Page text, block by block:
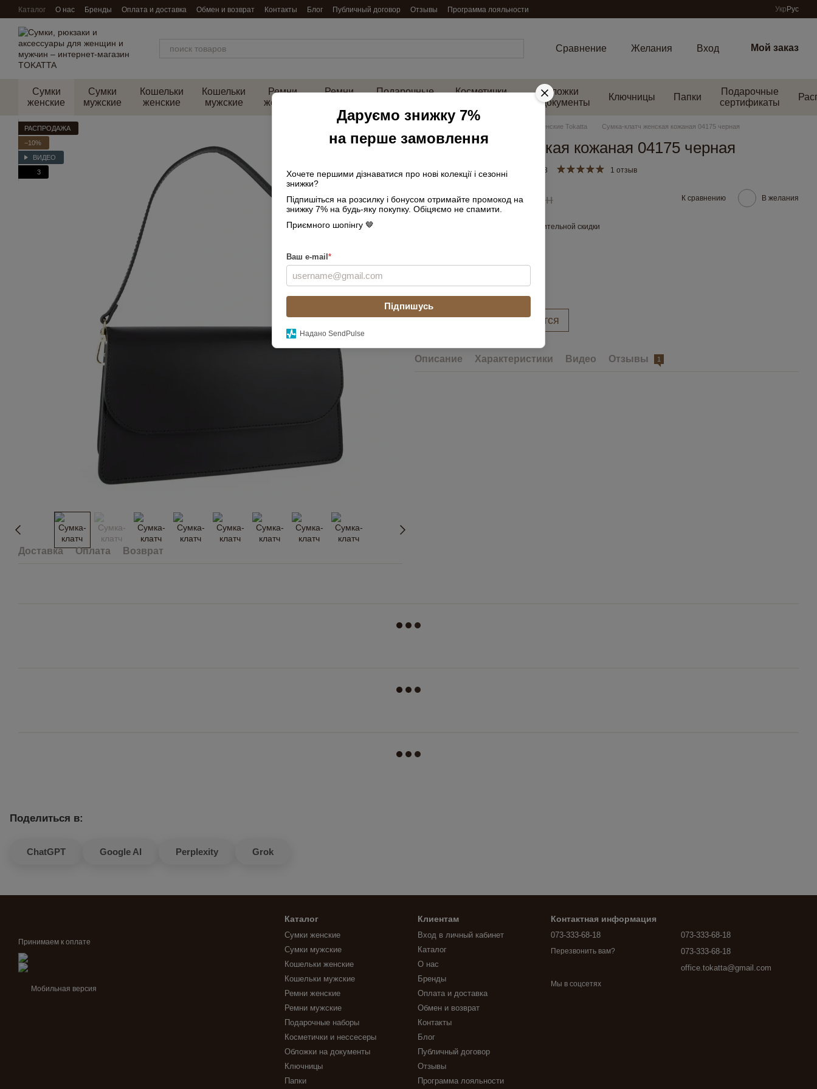
Перейти к основному контенту
Даруємо знижку 7%
на перше замовлення
Хочете першими дізнаватися про нові колекції і сезонні
знижки?
Підпишіться на розсилку і бонусом отримайте промокод на
знижку 7% на будь-яку покупку. Обіцяємо не спамити.
Приємного шопінгу 🤎
Ваш e-mail *
Підпишусь
Надано SendPulse
Каталог О нас Бренды Оплата и доставка Обмен и возврат Контакты Блог Публичный договор Отзывы Программа лояльности Укр Рус
Сравнение Желания Вход Мой заказ
Сумки
женские
Сумки
мужские
Кошельки
женские
Кошельки
мужские
Ремни
женские
Ремни
Подарочные
Косметички
Обложки
на документы
Ключницы Папки
Подарочные
сертификаты
РАСПРОДАЖА
−10%
ВИДЕО
3
Доставка Оплата Возврат
Сумки женские Tokatta Сумка-клатч женская кожаная 04175 черная
Сумка-клатч женская кожаная 04175 черная
Нет в наличии Артикул: 2865836068 1 отзыв
2 790 грн 3 100 грн К сравнению В желания
для отображения накопительной скидки
Сообщить, когда появится
Описание Характеристики Видео Отзывы 1
Поделиться в:
ChatGPT Google AI Perplexity Grok
Принимаем к оплате
Мобильная версия
Каталог
Сумки женские
Сумки мужские
Кошельки женские
Кошельки мужские
Ремни женские
Ремни мужские
Подарочные наборы
Косметички и нессесеры
Обложки на документы
Ключницы
Папки
Клиентам
Вход в личный кабинет
Каталог
О нас
Бренды
Оплата и доставка
Обмен и возврат
Контакты
Блог
Публичный договор
Отзывы
Программа лояльности
Контактная информация
073-333-68-18
Перезвонить вам?
073-333-68-18
073-333-68-18
office.tokatta@gmail.com
Мы в соцсетях